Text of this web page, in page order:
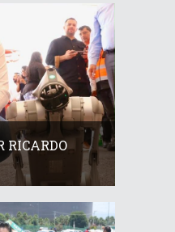
RICARDO